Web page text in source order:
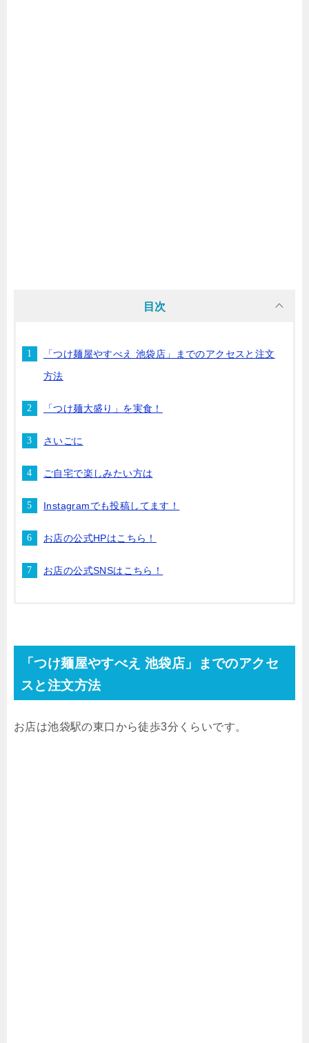
目次
「つけ麺屋やすべえ 池袋店」までのアクセスと注文
方法
「つけ麺大盛り」を実食！
さいごに
ご自宅で楽しみたい方は
Instagramでも投稿してます！
お店の公式HPはこちら！
お店の公式SNSはこちら！
「つけ麺屋やすべえ 池袋店」までのアクセ
スと注文方法
お店は池袋駅の東口から徒歩3分くらいです。